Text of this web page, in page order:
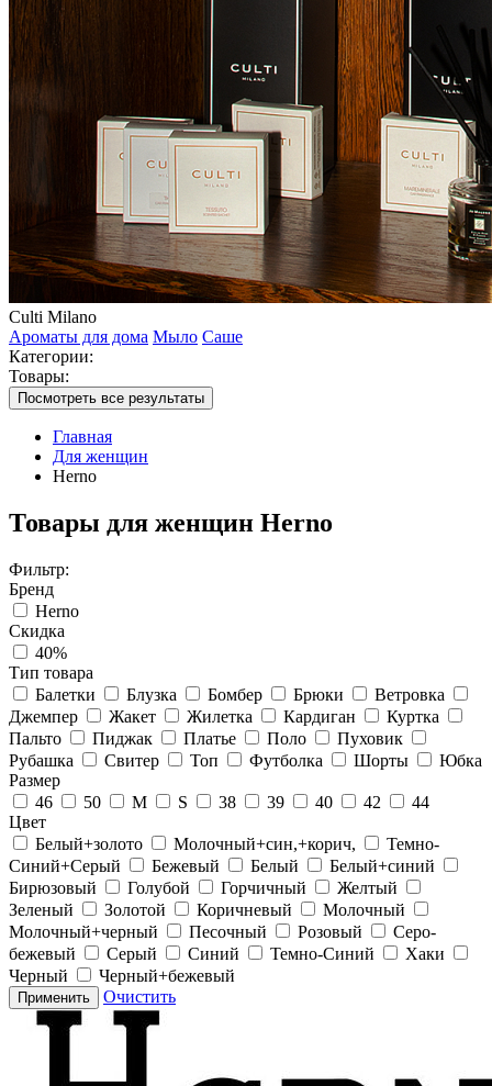
Culti Milano
Ароматы для дома Мыло Саше
Категории:
Товары:
Посмотреть все результаты
Главная
Для женщин
Herno
Товары для женщин Herno
Фильтр:
Бренд
Herno
Скидка
40%
Тип товара
Балетки
Блузка Бомбер Брюки
Ветровка
Джемпер
Жакет Жилетка Кардиган
Куртка
Пальто
Пиджак Платье Поло
Пуховик
Рубашка
Свитер Топ Футболка Шорты
Юбка
Размер
46
50 M S 38 39 40 42
44
Цвет
Белый+золото
Молочный+син,+корич,
Темно-
Синий+Серый
Бежевый Белый
Белый+синий
Бирюзовый
Голубой Горчичный
Желтый
Зеленый
Золотой Коричневый
Молочный
Молочный+черный
Песочный Розовый
Серо-
бежевый
Серый Синий Темно-Синий
Хаки
Черный
Черный+бежевый
Применить Очистить